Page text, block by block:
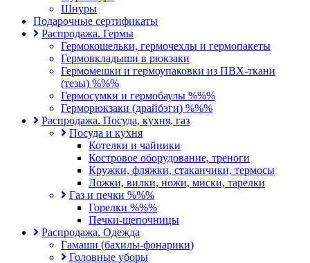
Шнуры
Подарочные сертификаты
Распродажа. Гермы
Гермокошельки, гермочехлы и гермопакеты
Гермовкладыши в рюкзаки
Гермомешки и гермоупаковки из ПВХ-ткани
(тезы) %%%
Гермосумки и гермобаулы %%%
Герморюкзаки (драйбэги) %%%
Распродажа. Посуда, кухня, газ
Посуда и кухня
Котелки и чайники
Костровое оборудование, треноги
Кружки, фляжки, стаканчики, термосы
Ложки, вилки, ножи, миски, тарелки
Газ и печки %%%
Горелки %%%
Печки-щепочницы
Распродажа. Одежда
Гамаши (бахилы-фонарики)
Головные уборы